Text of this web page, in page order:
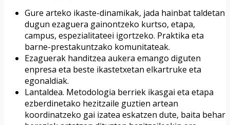
Gure arteko ikaste-dinamikak, jada hainbat taldetan
dugun ezaguera gainontzeko kurtso, etapa,
campus, espezialitateei igortzeko. Praktika eta
barne-prestakuntzako komunitateak.
Ezaguerak handitzea aukera emango diguten
enpresa eta beste ikastetxetan elkartruke eta
egonaldiak.
Lantaldea. Metodologia berriek ikasgai eta etapa
ezberdinetako hezitzaile guztien artean
koordinatzeko gai izatea eskatzen dute, baita behar